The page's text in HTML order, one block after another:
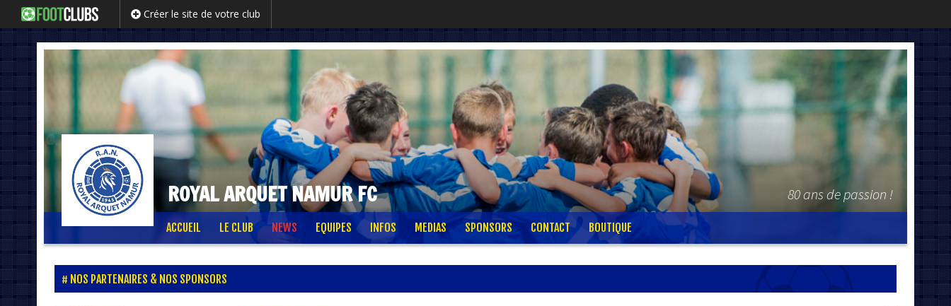
Créer le site de votre club
ROYAL ARQUET NAMUR FC 80 ans de passion !
ACCUEIL LE CLUB NEWS EQUIPES INFOS MEDIAS SPONSORS CONTACT BOUTIQUE
NOS PARTENAIRES & NOS SPONSORS